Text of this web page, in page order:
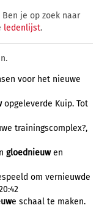
je op zoek naar
ledenlijst.
voor het nieuwe
opgeleverde Kuip. Tot
trainingscomplex?,
gloednieuwen
om vernieuwde
e schaal te maken.